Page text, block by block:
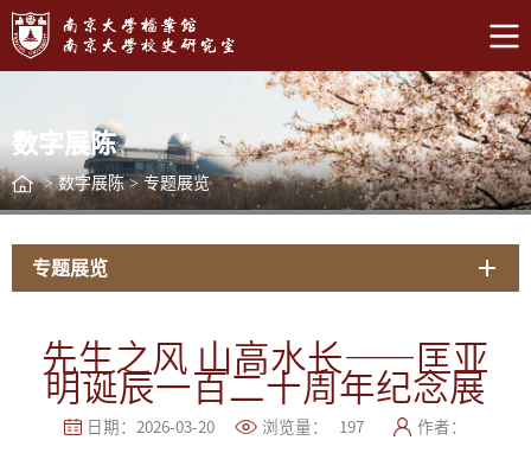
数字展陈
> 数字展陈 > 专题展览
专题展览
先生之风 山高水长——匡亚
明诞辰一百二十周年纪念展
日期：2026-03-20 浏览量： 197 作者：